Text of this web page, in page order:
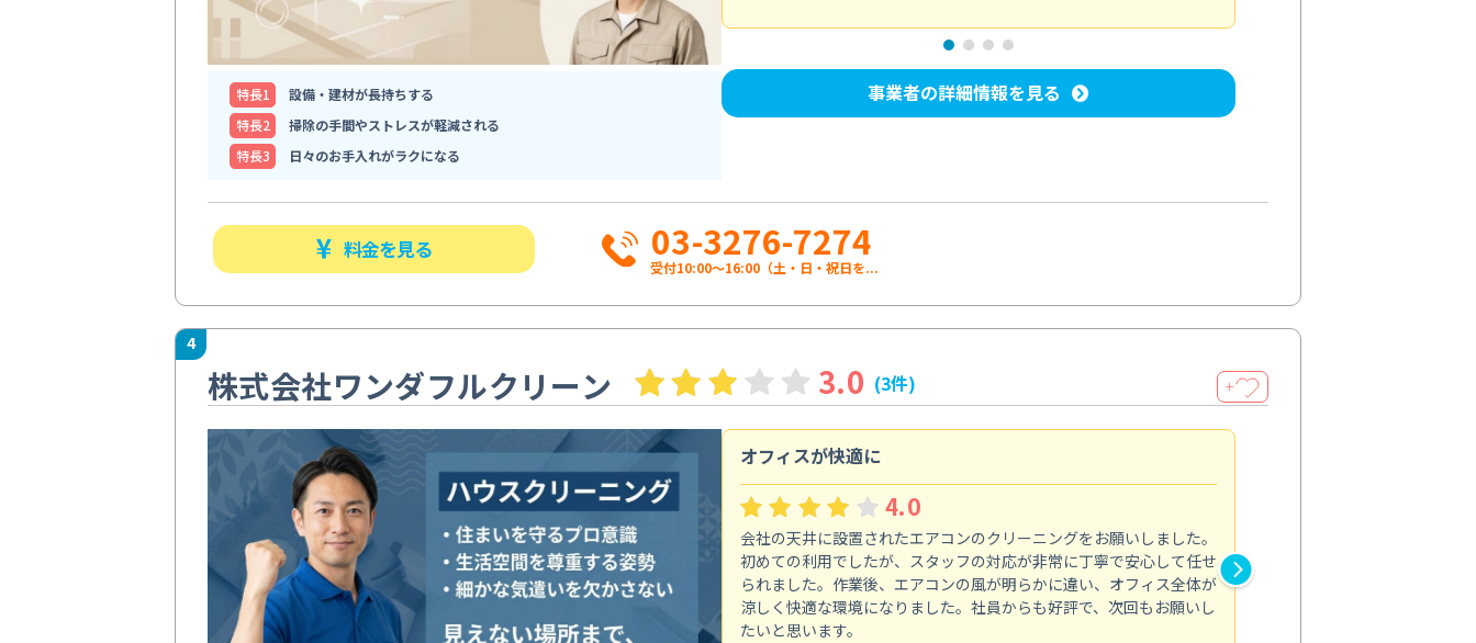
特⻑1
設備・建材が長持ちする
特⻑2
掃除の手間やストレスが軽減される
特⻑3
日々のお手入れがラクになる
事業者の詳細情報を見る
料金を見る 03-3276-7274
受付10:00〜16:00（土・日・祝日を...
4
株式会社ワンダフルクリーン 3.0 (3件) ＋
オフィスが快適に
4.0
会社の天井に設置されたエアコンのクリーニングをお願いしました。
初めての利用でしたが、スタッフの対応が非常に丁寧で安心して任せ
られました。作業後、エアコンの風が明らかに違い、オフィス全体が
涼しく快適な環境になりました。社員からも好評で、次回もお願いし
たいと思います。